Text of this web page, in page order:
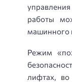
работы
машинного
Режим
лифтах,